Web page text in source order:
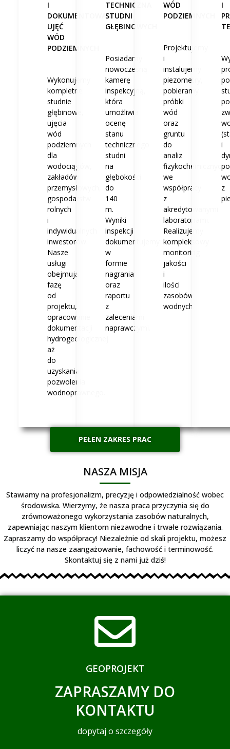
I
DOKUMENTOWANIE
UJĘĆ
WÓD
PODZIEMNYCH
Wykonujemy
kompletne
studnie
głębinowe,
ujęcia
wód
podziemnych
dla
wodociągów,
zakładów
przemysłowych,
gospodarstw
rolnych
i
indywidualnych
inwestorów.
Nasze
usługi
obejmują
fazę
od
projektu,
opracowanie
dokumentacji
hydrogeologicznej
aż
do
uzyskania
pozwolenia
wodnoprawnego.
TECHNICZNA
STUDNI
GŁĘBINOWYCH
Posiadamy
nowoczesną
kamerę
inspekcyjną,
która
umożliwia
ocenę
stanu
technicznego
studni
na
głębokości
do
140
m.
Wyniki
inspekcji
dokumentujemy
w
formie
nagrania
oraz
raportu
z
zaleceniami
naprawczymi.
WÓD
PODZIEMNYCH
Projektujemy
i
instalujemy
piezometry,
pobieramy
próbki
wód
oraz
gruntu
do
analiz
fizykochemicznych
we
współpracy
z
akredytowanymi
laboratoriami.
Realizujemy
kompleksowy
monitoring
jakości
i
ilości
zasobów
wodnych.
I
i
z
PEŁEN ZAKRES PRAC
NASZA MISJA
Stawiamy na profesjonalizm, precyzję i odpowiedzialność wobec
środowiska. Wierzymy, że nasza praca przyczynia się do
zrównoważonego wykorzystania zasobów naturalnych,
zapewniając naszym klientom niezawodne i trwałe rozwiązania.
Zapraszamy do współpracy! Niezależnie od skali projektu, możesz
liczyć na nasze zaangażowanie, fachowość i terminowość.
Skontaktuj się z nami już dziś!
GEOPROJEKT
ZAPRASZAMY DO
KONTAKTU
dopytaj o szczegóły